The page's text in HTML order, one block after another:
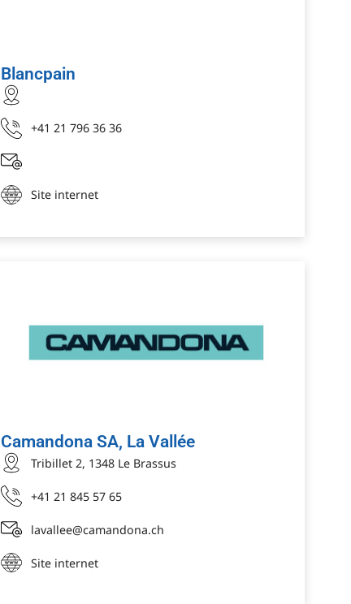
Blancpain
+41 21 796 36 36
Site internet
Camandona SA, La Vallée
Tribillet 2, 1348 Le Brassus
+41 21 845 57 65
lavallee@camandona.ch
Site internet